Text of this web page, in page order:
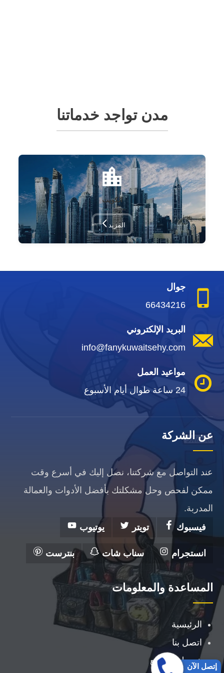
مدن تواجد خدماتنا
الكويت
المزيد
جوال
66434216
البريد الإلكتروني
info@fanykuwaitsehy.com
مواعيد العمل
24 ساعة طوال أيام الأسبوع
عن الشركة
عند التواصل مع شركتنا، نصل إليك في أسرع وقت
ممكن لفحص وحل مشكلتك بأفضل الأدوات والعمالة
المدربة.
فيسبوك
تويتر يوتيوب
انستجرام سناب شات بنترست
المساعدة والمعلومات
الرئيسية
اتصل بنا
خريطة الموقع
إتصل الآن